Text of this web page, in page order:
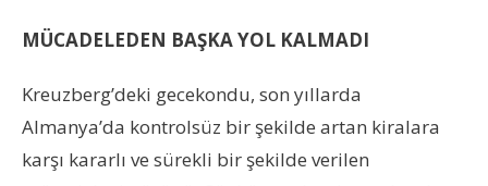
MÜCADELEDEN BAŞKA YOL KALMADI
Kreuzberg’deki gecekondu, son yıllarda
Almanya’da kontrolsüz bir şekilde artan kiralara
karşı kararlı ve sürekli bir şekilde verilen